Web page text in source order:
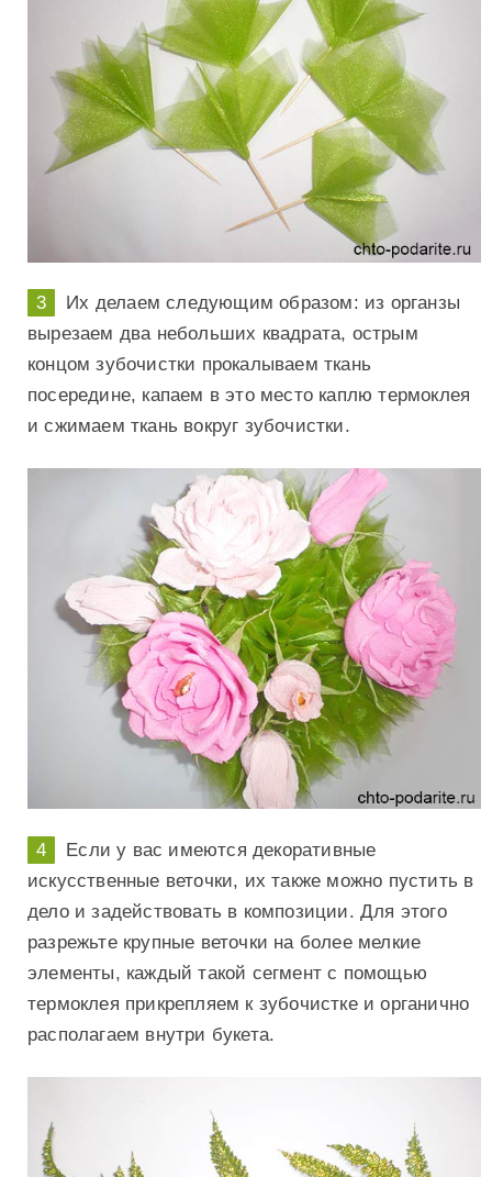
Их делаем следующим образом: из органзы
вырезаем два небольших квадрата, острым
концом зубочистки прокалываем ткань
посередине, капаем в это место каплю термоклея
и сжимаем ткань вокруг зубочистки.
Если у вас имеются декоративные
искусственные веточки, их также можно пустить в
дело и задействовать в композиции. Для этого
разрежьте крупные веточки на более мелкие
элементы, каждый такой сегмент с помощью
термоклея прикрепляем к зубочистке и органично
располагаем внутри букета.